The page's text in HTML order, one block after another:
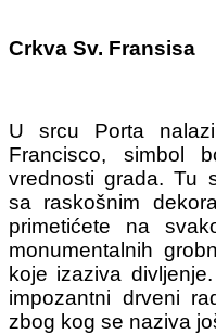
Crkva Sv. Fransisa
U srcu Porta
Francisco, simbol
vrednosti grada. Tu
sa raskošnim
primetićete na
monumentalnih
koje izaziva
impozantni drveni
zbog kog se naziva